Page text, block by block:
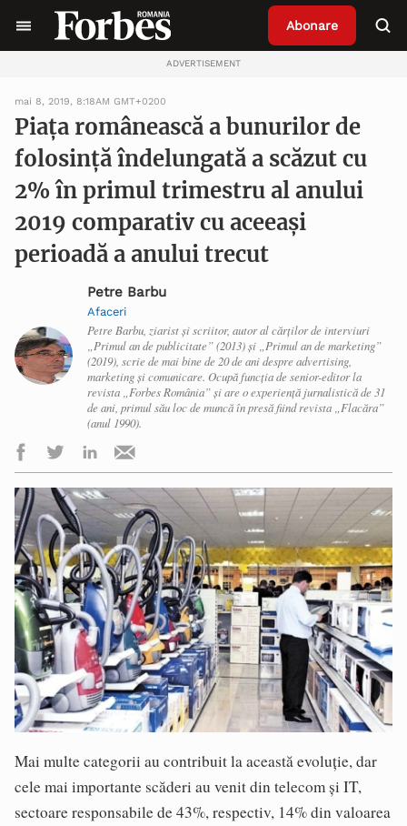
Abonare
ADVERTISEMENT
mai 8, 2019, 8:18AM GMT+0200
Piața românească a bunurilor de
folosință îndelungată a scăzut cu
2% în primul trimestru al anului
2019 comparativ cu aceeași
perioadă a anului trecut
Petre Barbu
Afaceri
Petre Barbu, ziarist și scriitor, autor al cărților de interviuri
„Primul an de publicitate” (2013) și „Primul an de marketing”
(2019), scrie de mai bine de 20 de ani despre advertising,
marketing și comunicare. Ocupă funcția de senior-editor la
revista „Forbes România” și are o experiență jurnalistică de 31
de ani, primul său loc de muncă în presă fiind revista „Flacăra”
(anul 1990).
Mai multe categorii au contribuit la această evoluție, dar
cele mai importante scăderi au venit din telecom și IT,
sectoare responsabile de 43%, respectiv, 14% din valoarea